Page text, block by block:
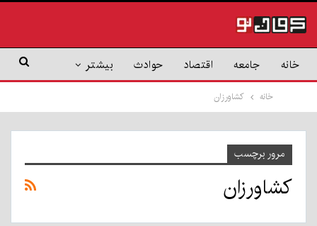
خانه جامعه اقتصاد حوادث بیشتر
خانه کشاورزان
مرور برچسب
کشاورزان